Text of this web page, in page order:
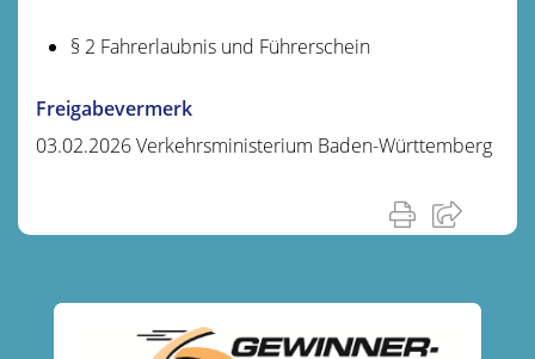
§ 2 Fahrerlaubnis und Führerschein
Freigabevermerk
03.02.2026 Verkehrsministerium Baden-Württemberg